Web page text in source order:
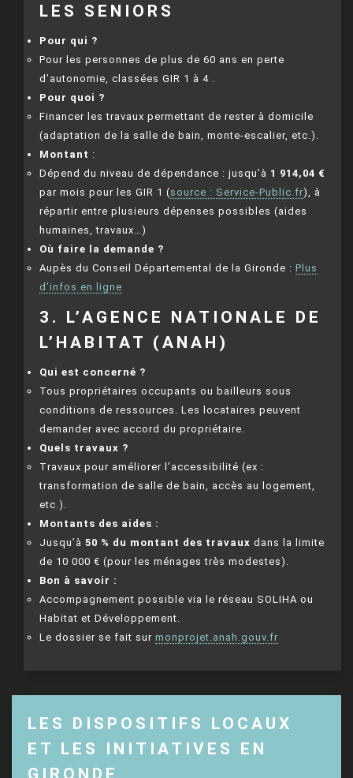
LES SENIORS
Pour qui ?
Pour les personnes de plus de 60 ans en perte
d’autonomie, classées GIR 1 à 4
Pour quoi ?
Financer les travaux permettant de rester à domicile
(adaptation de la salle de bain, monte-escalier, etc.).
Montant :
Dépend du niveau de dépendance : jusqu’à 1 914,04 €
par mois pour les GIR 1 (source : Service-Public.fr), à
répartir entre plusieurs dépenses possibles (aides
humaines, travaux…)
Où faire la demande ?
Aupès du Conseil Départemental de la Gironde : Plus
d’infos en ligne
3. L’AGENCE NATIONALE DE
L’HABITAT (ANAH)
Qui est concerné ?
Tous propriétaires occupants ou bailleurs sous
conditions de ressources. Les locataires peuvent
demander avec accord du propriétaire.
Quels travaux ?
Travaux pour améliorer l’accessibilité (ex :
transformation de salle de bain, accès au logement,
etc.).
Montants des aides :
Jusqu’à 50 % du montant des travaux dans la limite
de 10 000 € (pour les ménages très modestes).
Bon à savoir :
Accompagnement possible via le réseau SOLIHA ou
Habitat et Développement.
Le dossier se fait sur monprojet.anah.gouv.fr
LES DISPOSITIFS LOCAUX
ET LES INITIATIVES EN
GIRONDE